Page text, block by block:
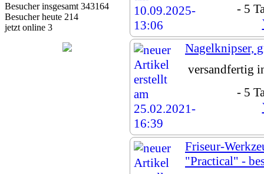
Besucher insgesamt 343164
Besucher heute 214
jetzt online 3
- 5
Nagelknipser,
versandfertig
- 5
Friseur-
"Practical" -